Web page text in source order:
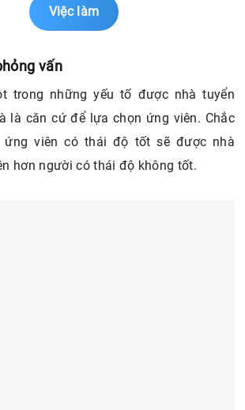
Việc làm
vấn
trong những yếu tố được nhà tuyển
là căn cứ để lựa chọn ứng viên. Chắc
ứng viên có thái độ tốt sẽ được nhà
hơn người có thái độ không tốt.